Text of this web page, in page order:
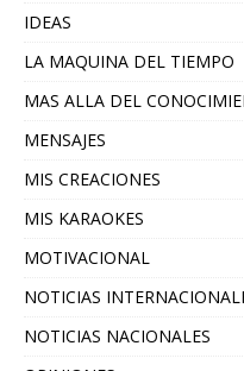
IDEAS
LA MAQUINA DEL TIEMPO
MAS ALLA DEL
MENSAJES
MIS CREACIONES
MIS KARAOKES
MOTIVACIONAL
NOTICIAS
NOTICIAS NACIONALES